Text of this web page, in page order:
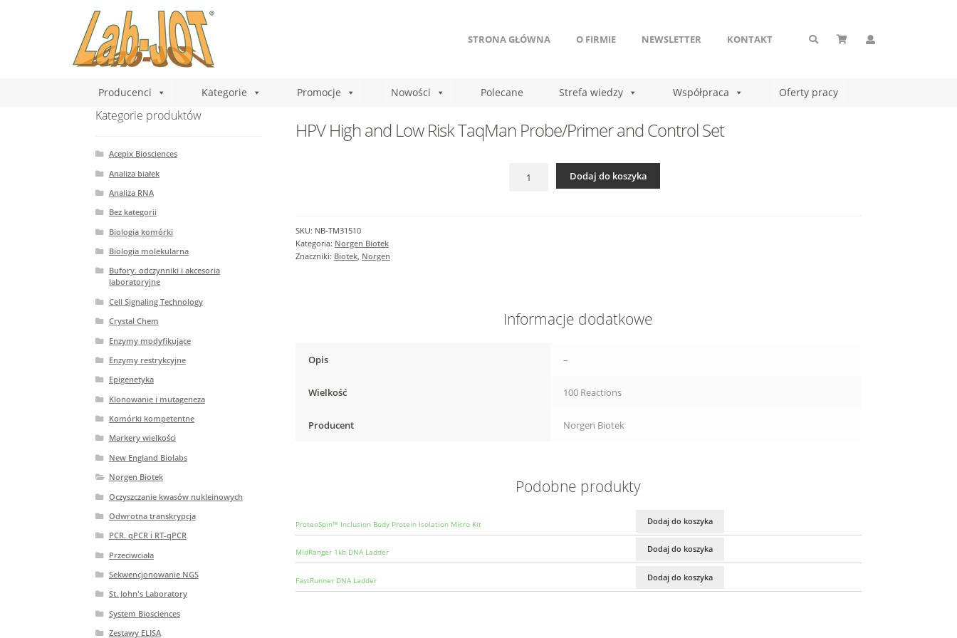
STRONA GŁÓWNA O FIRMIE NEWSLETTER KONTAKT
Producenci Kategorie Promocje Nowości Polecane Strefa wiedzy Współpraca Oferty pracy
HPV High and Low Risk TaqMan Probe/Primer and Control Set
Set
Dodaj do koszyka
SKU: NB-TM31510
Kategoria: Norgen Biotek
Znaczniki: Biotek, Norgen
Informacje dodatkowe
Opis –
Wielkość 100 Reactions
Producent Norgen Biotek
Podobne produkty
ProteoSpin™ Inclusion Body Protein Isolation Micro Kit Dodaj do koszyka
MidRanger 1kb DNA Ladder Dodaj do koszyka
FastRunner DNA Ladder Dodaj do koszyka
Kategorie produktów
Acepix Biosciences
Analiza białek
Analiza RNA
Bez kategorii
Biologia komórki
Biologia molekularna
Bufory. odczynniki i akcesoria
laboratoryjne
Cell Signaling Technology
Crystal Chem
Enzymy modyfikujące
Enzymy restrykcyjne
Epigenetyka
Klonowanie i mutageneza
Komórki kompetentne
Markery wielkości
New England Biolabs
Norgen Biotek
Oczyszczanie kwasów nukleinowych
Odwrotna transkrypcja
PCR. qPCR i RT-qPCR
Przeciwciała
Sekwencjonowanie NGS
St. John's Laboratory
System Biosciences
Zestawy ELISA